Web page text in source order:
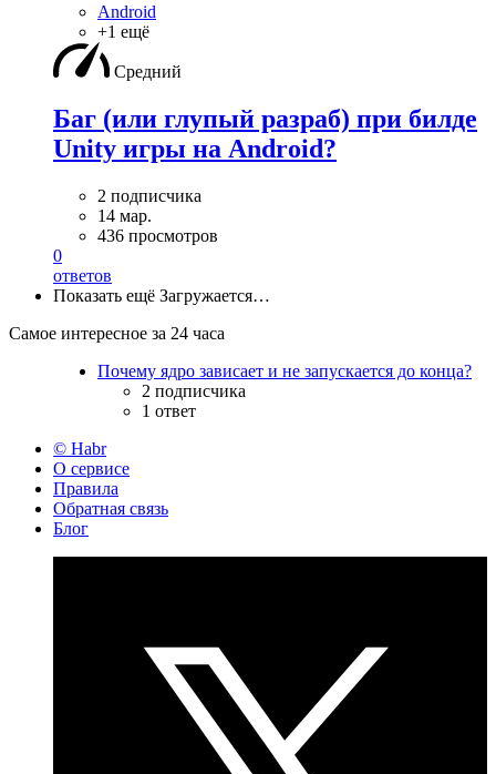
Android
+1 ещё
Средний
Баг (или глупый разраб) при билде
Unity игры на Android?
2 подписчика
14 мар.
436 просмотров
0
ответов
Показать ещё Загружается…
Самое интересное за 24 часа
Почему ядро зависает и не запускается до конца?
2 подписчика
1 ответ
© Habr
О сервисе
Правила
Обратная связь
Блог